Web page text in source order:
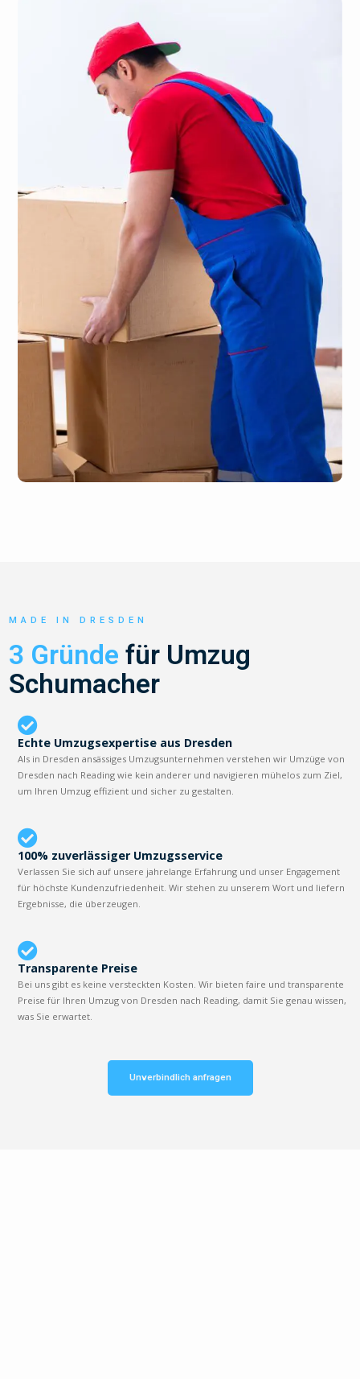
MADE IN DRESDEN
3 Gründe für Umzug
Schumacher
Echte Umzugsexpertise aus Dresden
Als in Dresden ansässiges Umzugsunternehmen verstehen wir Umzüge von
Dresden nach Reading wie kein anderer und navigieren mühelos zum Ziel,
um Ihren Umzug effizient und sicher zu gestalten.
100% zuverlässiger Umzugsservice
Verlassen Sie sich auf unsere jahrelange Erfahrung und unser Engagement
für höchste Kundenzufriedenheit. Wir stehen zu unserem Wort und liefern
Ergebnisse, die überzeugen.
Transparente Preise
Bei uns gibt es keine versteckten Kosten. Wir bieten faire und transparente
Preise für Ihren Umzug von Dresden nach Reading, damit Sie genau wissen,
was Sie erwartet.
Unverbindlich anfragen